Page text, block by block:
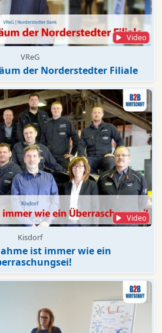
Video
VReG
der Norderstedter Filiale
Video
Kisdorf
ist immer wie ein